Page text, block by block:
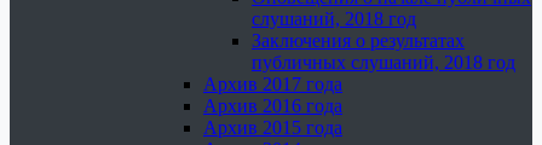
слушаний, 2018 год
Заключения о результатах
публичных слушаний, 2018 год
Архив 2017 года
Архив 2016 года
Архив 2015 года